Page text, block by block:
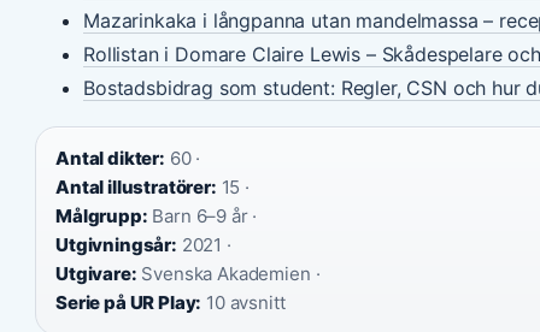
Mazarinkaka i långpanna utan mandelmassa –
Rollistan i Domare Claire Lewis – Skådespelare
Bostadsbidrag som student: Regler, CSN och hur
Antal dikter: 60 ·
Antal illustratörer: 15 ·
Målgrupp: Barn 6–9 år ·
Utgivningsår: 2021 ·
Utgivare: Svenska Akademien ·
Serie på UR Play: 10 avsnitt